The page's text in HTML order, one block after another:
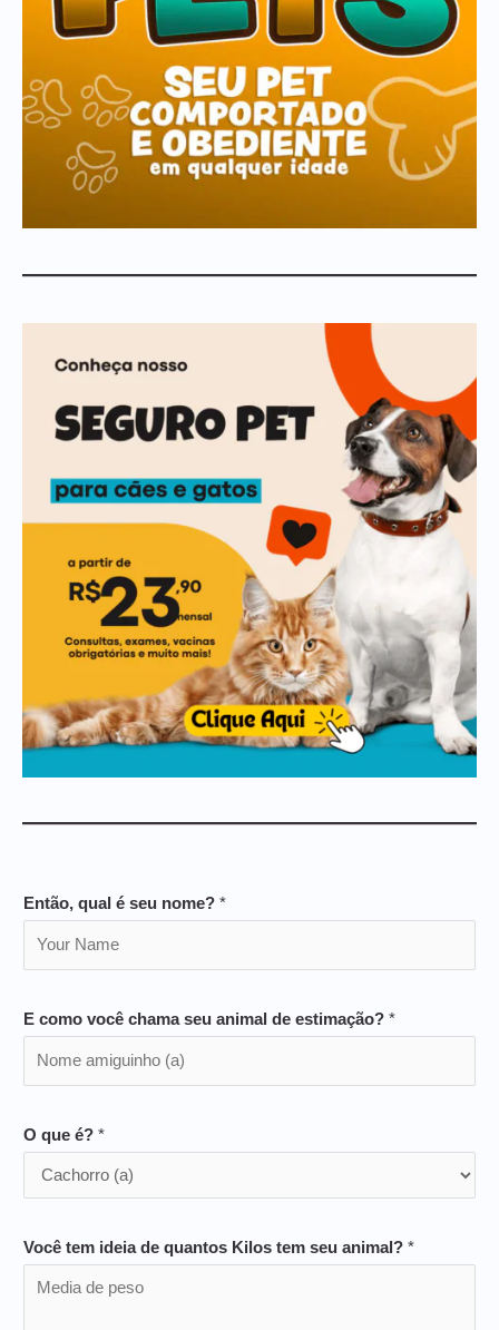
Então, qual é seu nome? *
E como você chama seu animal de estimação? *
O que é? *
Você tem ideia de quantos Kilos tem seu animal? *